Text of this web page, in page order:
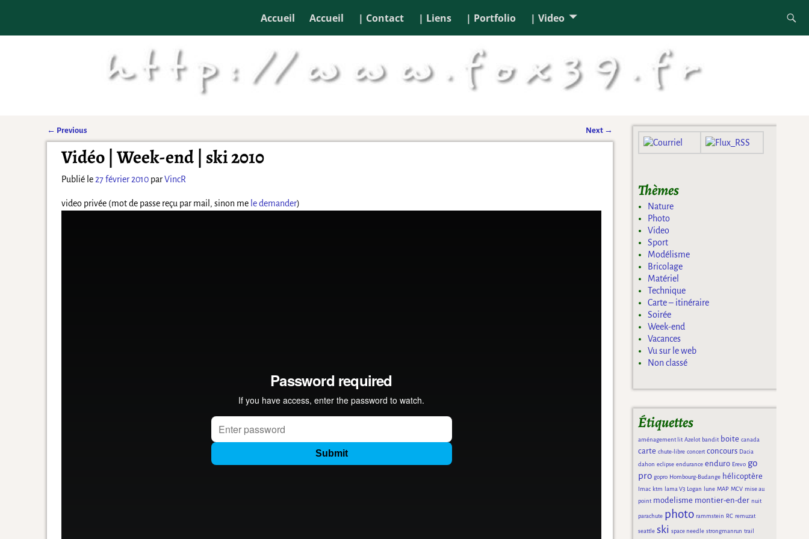
Accueil Accueil | Contact | Liens | Portfolio | Video
Navigation des articles
← Previous Next →
Vidéo | Week-end | ski 2010
Publié le 27 février 2010 parVincR
video privée (mot de passe reçu par mail, sinon me le demander)
Thèmes
Nature
Photo
Video
Sport
Modélisme
Bricolage
Matériel
Technique
Carte – itinéraire
Soirée
Week-end
Vacances
Vu sur le web
Non classé
Étiquettes
aménagement lit Azelot bandit boite canada
carte chute-libre concert concours Dacia
dahon eclipse endurance enduro Erevo go
pro gopro Hombourg-Budange hélicoptère
Imac ktm lama V3 Logan lune MAP MCV mise au
point modelisme montier-en-der nuit
parachute photo rammstein RC remuzat
seattle ski space needle strongmanrun trail